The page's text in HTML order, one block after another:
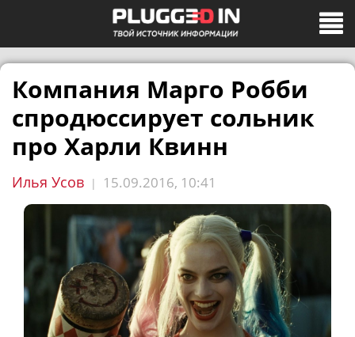
Компания Марго Робби
спродюссирует сольник
про Харли Квинн
Илья Усов | 15.09.2016, 10:41